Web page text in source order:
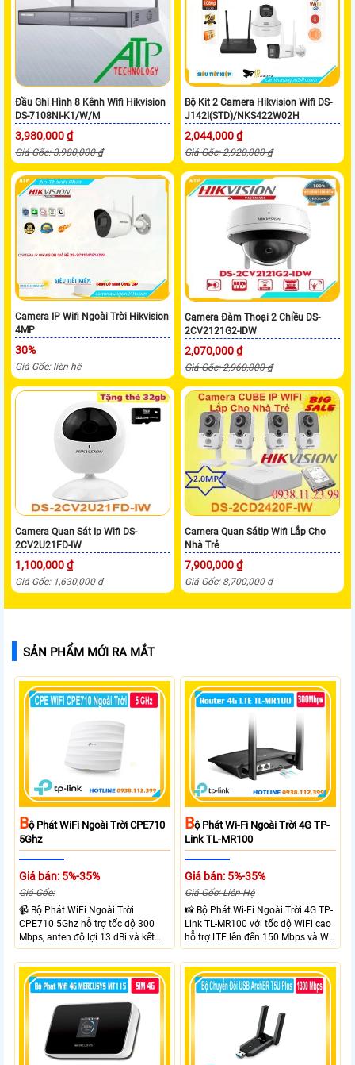
Đầu Ghi Hình 8 Kênh Wifi Hikvision
DS-7108NI-K1/W/M
3,980,000 ₫
Giá Gốc: 3,980,000 ₫
Bộ Kit 2 Camera Hikvision Wifi DS-
J142I(STD)/NKS422W02H
2,044,000 ₫
Giá Gốc: 2,920,000 ₫
Camera IP Wifi Ngoài Trời Hikvision
4MP
30%
Giá Gốc: liên hệ
Camera Đàm Thoại 2 Chiều DS-
2CV2121G2-IDW
2,070,000 ₫
Giá Gốc: 2,960,000 ₫
Camera Quan Sát Ip Wifi DS-
2CV2U21FD-IW
1,100,000 ₫
Giá Gốc: 1,630,000 ₫
Camera Quan Sátip Wifi Lắp Cho
Nhà Trẻ
7,900,000 ₫
Giá Gốc: 8,700,000 ₫
SẢN PHẨM MỚI RA MẮT
BỘ Phát WiFi Ngoài Trời CPE710
5Ghz
Giá bán: 5%-35%
Giá Gốc:
📹 Bộ Phát WiFi Ngoài Trời
CPE710 5Ghz hỗ trợ tốc độ 300
Mbps, anten độ lợi 13 dBi và kết
nối đường dài trên 10 km trong
điều kiện phù hợp. Trang bị cổng
Ethernet Shielded 10/100 Mbps, hỗ
trợ PoE Passive, MAXtream TDMA,
quản lý tập trung và phân tích
quang phổ. Chuẩn IPX5 giúp tăng
khả năng chống chịu thời tiết.
BỘ Phát Wi-Fi Ngoài Trời 4G TP-
Link TL-MR100
Giá bán: 5%-35%
Giá Gốc: Liên Hệ
📸 Bộ Phát Wi-Fi Ngoài Trời 4G TP-
Link TL-MR100 với tốc độ WiFi cao
hỗ trợ LTE lên đến 150 Mbps và Wi-
Fi 2.4 GHz lên đến 300 Mbps với
thiết kế với vỏ chống chịu thời tiết
chuẩn IP65, chống sét ±6kV và
chống tĩnh điện ±15kV